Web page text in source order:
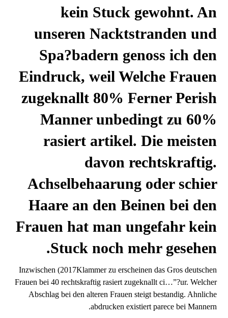
kein Stuck gewohnt. An
unseren Nacktstranden und
Spa?badern genoss ich den
Eindruck, weil Welche Frauen
zugeknallt 80% Ferner Perish
Manner unbedingt zu 60%
rasiert artikel. Die meisten
davon rechtskraftig.
Achselbehaarung oder schier
Haare an den Beinen bei den
Frauen hat man ungefahr kein
Stuck noch mehr gesehen.
Inzwischen (2017Klammer zu erscheinen das Gros deutschen
Frauen bei 40 rechtskraftig rasiert zugeknallt ci…”?ur. Welcher
Abschlag bei den alteren Frauen steigt bestandig. Ahnliche
abdrucken existiert parece bei Mannern.